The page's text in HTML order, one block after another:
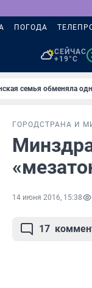
ПОГОДА
СЕЙЧАС
+19°C
семья обменяла
ГОРОДСТРАНА И
14 июня 2016, 15:38
17